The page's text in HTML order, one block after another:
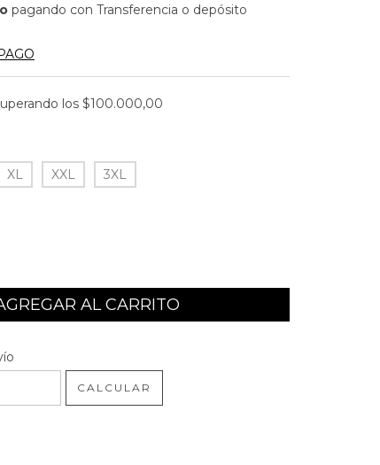
pagando con Transferencia o depósito
los$100.000,00
XL XXL 3XL
CALCULAR